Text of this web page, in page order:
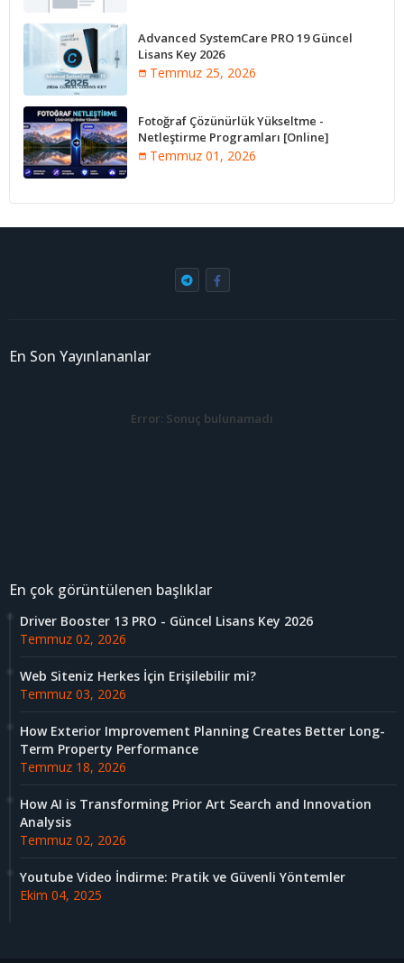
Advanced SystemCare PRO 19 Güncel
Lisans Key 2026
Temmuz 25, 2026
Fotoğraf Çözünürlük Yükseltme -
Netleştirme Programları [Online]
Temmuz 01, 2026
En Son Yayınlananlar
Error: Sonuç bulunamadı
En çok görüntülenen başlıklar
Driver Booster 13 PRO - Güncel Lisans Key 2026
Temmuz 02, 2026
Web Siteniz Herkes İçin Erişilebilir mi?
Temmuz 03, 2026
How Exterior Improvement Planning Creates Better Long-
Term Property Performance
Temmuz 18, 2026
How AI is Transforming Prior Art Search and Innovation
Analysis
Temmuz 02, 2026
Youtube Video İndirme: Pratik ve Güvenli Yöntemler
Ekim 04, 2025